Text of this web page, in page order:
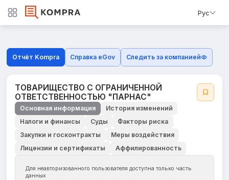
Рус
Отчёт Kompra Справка eGov Следить за компанией
ТОВАРИЩЕСТВО С ОГРАНИЧЕННОЙ
ОТВЕТСТВЕННОСТЬЮ "ПАРНАС"
Основная информация
История изменений
Налоги и финансы
Суды
Факторы риска
Закупки и госконтракты
Меры воздействия
Лицензии и сертификаты
Аффилированность
Для неавторизованного пользователя доступна только часть
данных